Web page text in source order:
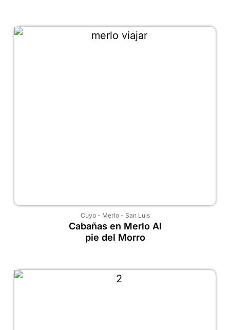
Cuyo- Merlo- San Luis
Cabañas en Merlo Al
pie del Morro